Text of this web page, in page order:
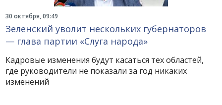
30 октября, 09:49
Зеленский уволит нескольких губернаторов
— глава партии «Слуга народа»
Кадровые изменения будут касаться тех областей,
где руководители не показали за год никаких
изменений